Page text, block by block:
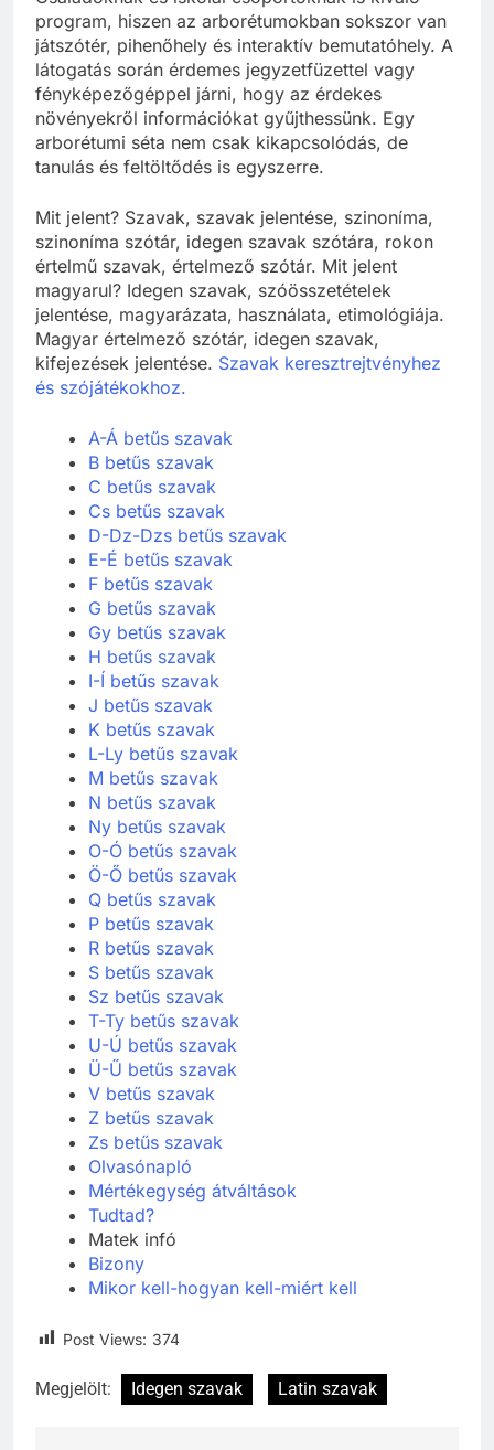
Családoknak és iskolai csoportoknak is kiváló
program, hiszen az arborétumokban sokszor van
játszótér, pihenőhely és interaktív bemutatóhely. A
látogatás során érdemes jegyzetfüzettel vagy
fényképezőgéppel járni, hogy az érdekes
növényekről információkat gyűjthessünk. Egy
arborétumi séta nem csak kikapcsolódás, de
Mit jelent? Szavak, szavak jelentése, szinoníma,
szinoníma szótár, idegen szavak szótára, rokon
értelmű szavak, értelmező szótár. Mit jelent
magyarul? Idegen szavak, szóösszetételek
jelentése, magyarázata, használata, etimológiája.
Magyar értelmező szótár, idegen szavak,
kifejezések jelentése.
A-Á betűs szavak
B betűs szavak
C betűs szavak
Cs betűs szavak
D-Dz-Dzs betűs szavak
E-É betűs szavak
F betűs szavak
G betűs szavak
Gy betűs szavak
H betűs szavak
I-Í betűs szavak
J betűs szavak
K betűs szavak
L-Ly betűs szavak
M betűs szavak
N betűs szavak
Ny betűs szavak
O-Ó betűs szavak
Ö-Ő betűs szavak
Q betűs szavak
P betűs szavak
R betűs szavak
S betűs szavak
Sz betűs szavak
T-Ty betűs szavak
U-Ú betűs szavak
Ü-Ű betűs szavak
V betűs szavak
Z betűs szavak
Zs betűs szavak
Olvasónapló
Mértékegység átváltások
Tudtad?
Matek infó
Bizony
Idegen szavak Latin szavak